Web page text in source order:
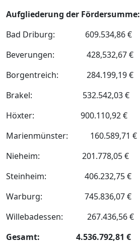
Aufgliederung der Fördersumme:
Bad Driburg: 609.534,86 €
Beverungen: 428,532,67 €
Borgentreich: 284.199,19 €
Brakel: 532.542,03 €
Höxter: 900.110,92 €
Marienmünster: 160.589,71 €
Nieheim: 201.778,05 €
Steinheim: 406.232,75 €
Warburg: 745.836,07 €
Willebadessen: 267.436,56 €
Gesamt: 4.536.792,81 €